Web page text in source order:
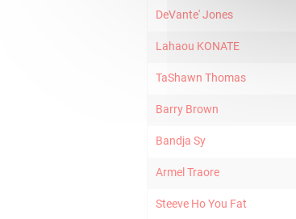
DeVante' Jones
Lahaou KONATE
TaShawn Thomas
Barry Brown
Bandja Sy
Armel Traore
Steeve Ho You Fat